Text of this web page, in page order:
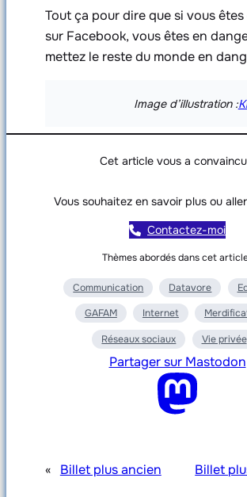
Tout ça pour dire que si vous
sur Facebook, vous êtes en
mettez le reste du monde en
Image d’illustration :
Cet article vous a
Vous souhaitez en savoir plus ou
Contactez-moi
Thèmes abordés dans cet
Communication Datavore
GAFAM Internet
Réseaux sociaux Vie privée
Partager sur Mastodon
« Billet plus ancien Billet